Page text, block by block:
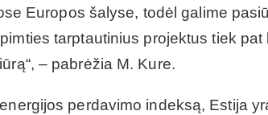
Europos šalyse, todėl galime
tarptautinius projektus tiek
– pabrėžia M. Kure.
perdavimo indeksą, Estija